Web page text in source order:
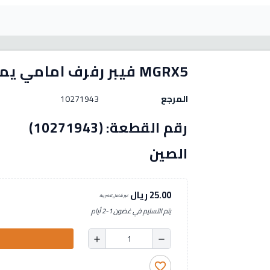
MGRX5 فيبر رفرف امامي يمين
المرجع 10271943
رقم
الصين
25.00 ريال غير شامل للضريبة
يتم التسليم في غضون 1-2 أيام
remove
add
favorite_border